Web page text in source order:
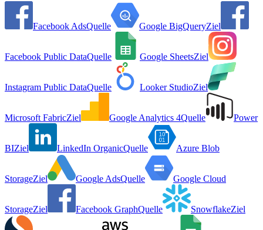
Facebook AdsQuelle Google BigQueryZiel
Facebook Public DataQuelle Google SheetsZiel
Instagram Public DataQuelle Looker StudioZiel
Microsoft FabricZiel Google Analytics 4Quelle Power
BIZiel LinkedIn OrganicQuelle Azure Blob
StorageZiel Google AdsQuelle Google Cloud
StorageZiel Facebook GraphQuelle SnowflakeZiel